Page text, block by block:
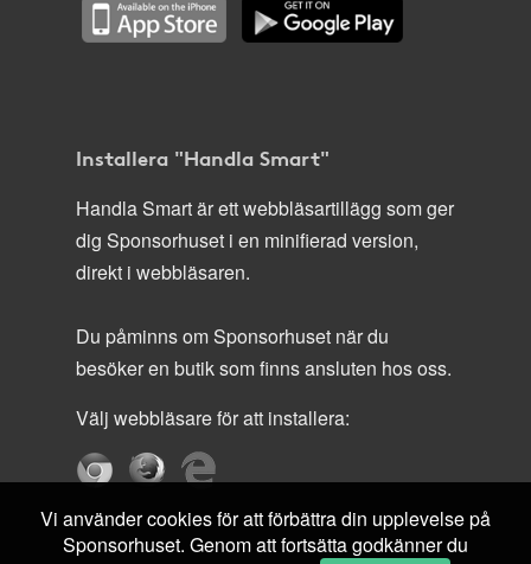
Installera "Handla Smart"
Handla Smart är ett webbläsartillägg som ger
dig Sponsorhuset i en minifierad version,
direkt i webbläsaren.
Du påminns om Sponsorhuset när du
besöker en butik som finns ansluten hos oss.
Välj webbläsare för att installera:
Vi använder cookies för att förbättra din upplevelse på
Sponsorhuset. Genom att fortsätta godkänner du